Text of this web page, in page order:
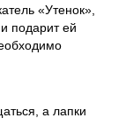
«Утенок»,
подарит ей
а лапки